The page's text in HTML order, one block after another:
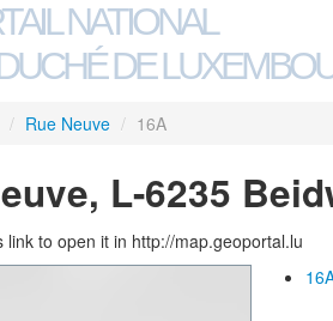
NATIONAL
DE
/ Rue Neuve / 16A
L-6235
link to open it in http://map.geoportal.lu